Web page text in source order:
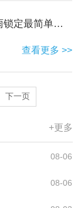
热血传奇法师流星火雨锁定最简单三个步骤
查看更多 >>
下一页
+更多
08-06
08-06